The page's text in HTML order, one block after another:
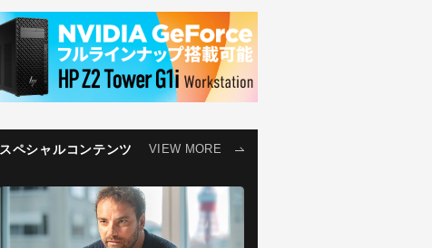
スペシャルコンテンツ VIEW MORE